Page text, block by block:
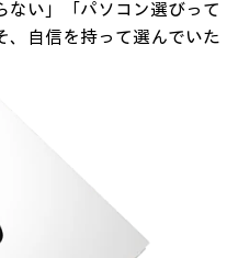
ない」「パソコン選びって
、自信を持って選んでいた